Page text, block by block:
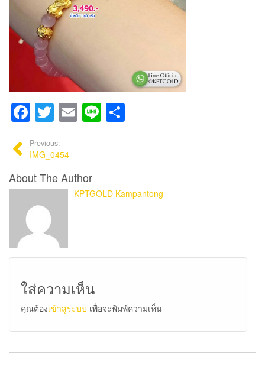
Facebook
Twitter
Email
Line
Previous:
IMG_0454
About The Author
KPTGOLD Kampantong
ใส่ความเห็น
คุณต้องเข้าสู่ระบบ เพื่อจะพิมพ์ความเห็น